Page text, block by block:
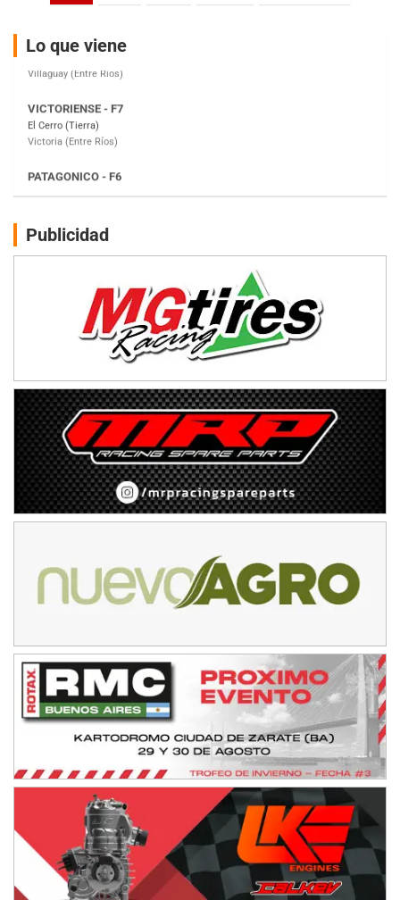
entradas
Lo que viene
El Cerro (Tierra)
Victoria (Entre Ríos)
Moto Club Reginense (Tierra)
Gral. E. Godoy (Río Negro)
Juventud Unida (Tierra)
NORESTE SANTAFESINO - F6
Ciudad de Avellaneda (Asfalto)
Avellaneda (Santa Fe)
SUR SANTAFESINO - F4
José Samuel Sánchez (Tierra)
Rufino (Santa Fe)
TUCUMANO - F5
Juan Navarro (Asfalto)
El Timbó (Tucumán)
COBERTURA ESPECIAL DE E-KART.COM.AR
08/09-AGO
IAME SERIES ARGENTINA 6
Ramiro Tot (Asfalto)
Baradero (Buenos Aires)
Trenque Lauquen (Buenos Aires)
Villaguay (Entre Ríos)
VICTORIENSE - F7
El Cerro (Tierra)
Victoria (Entre Ríos)
Moto Club Reginense (Tierra)
Gral. E. Godoy (Río Negro)
Juventud Unida (Tierra)
Humboldt (Santa Fe)
NORESTE SANTAFESINO - F6
Publicidad